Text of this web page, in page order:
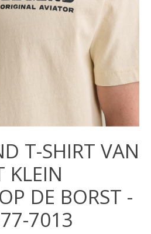
T-SHIRT VAN
KLEIN
DE BORST -
7013